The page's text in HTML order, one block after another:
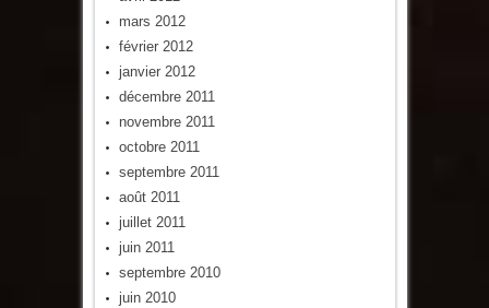
mars 2012
février 2012
janvier 2012
décembre 2011
novembre 2011
octobre 2011
septembre 2011
août 2011
juillet 2011
juin 2011
septembre 2010
juin 2010